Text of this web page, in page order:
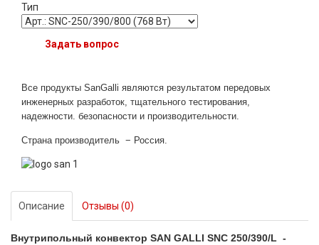
Тип
Задать вопрос
Все продукты SanGalli являются результатом передовых
инженерных разработок, тщательного тестирования,
надежности. безопасности и производительности.
Страна производитель − Россия.
Описание Отзывы (0)
Внутрипольный конвектор SAN GALLI SNC 250/390/L -